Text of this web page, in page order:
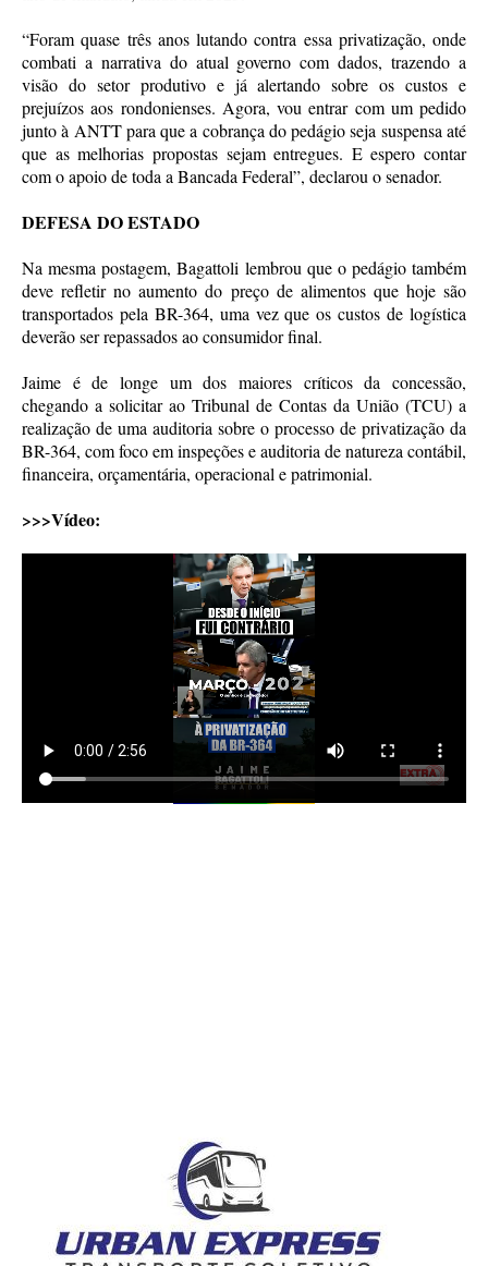
“Foram quase três anos lutando contra essa privatização, onde
combati a narrativa do atual governo com dados, trazendo a
visão do setor produtivo e já alertando sobre os custos e
prejuízos aos rondonienses. Agora, vou entrar com um pedido
junto à ANTT para que a cobrança do pedágio seja suspensa até
que as melhorias propostas sejam entregues. E espero contar
com o apoio de toda a Bancada Federal”, declarou o senador.
DEFESA DO ESTADO
Na mesma postagem, Bagattoli lembrou que o pedágio também
deve refletir no aumento do preço de alimentos que hoje são
transportados pela BR-364, uma vez que os custos de logística
deverão ser repassados ao consumidor final.
Jaime é de longe um dos maiores críticos da concessão,
chegando a solicitar ao Tribunal de Contas da União (TCU) a
realização de uma auditoria sobre o processo de privatização da
BR-364, com foco em inspeções e auditoria de natureza contábil,
financeira, orçamentária, operacional e patrimonial.
>>>Vídeo: